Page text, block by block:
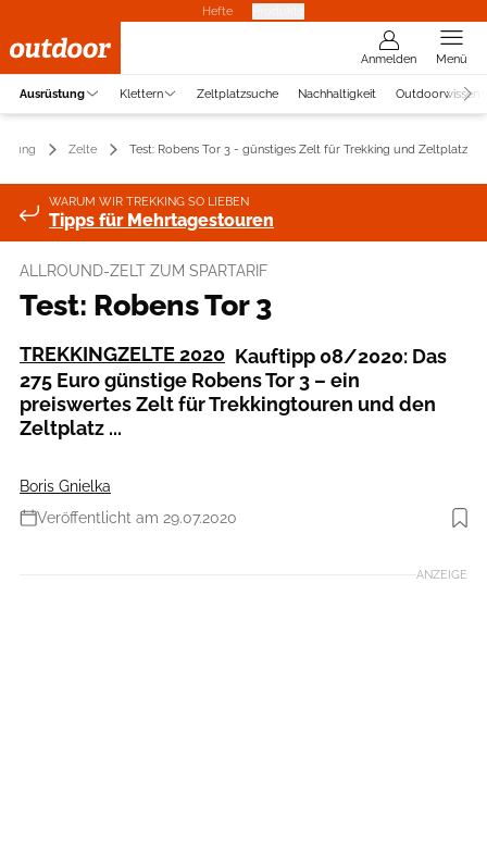
Hefte
Anmelden Menü
Ausrüstung Klettern Zeltplatzsuche Nachhaltigkeit Outdoorwissen
Zelte Test: Robens Tor 3 - günstiges Zelt für Trekking und Zeltplatz
WARUM WIR TREKKING SO LIEBEN
Tipps für Mehrtagestouren
ALLROUND-ZELT ZUM SPARTARIF
Test: Robens Tor 3
TREKKINGZELTE 2020 Kauftipp 08/2020: Das
275 Euro günstige Robens Tor 3 – ein
preiswertes Zelt für Trekkingtouren und den
Zeltplatz ...
Boris Gnielka
Veröffentlicht am 29.07.2020
ANZEIGE